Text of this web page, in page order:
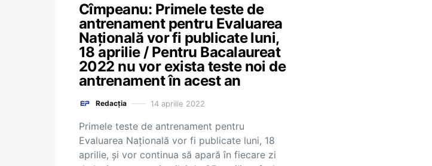
Cîmpeanu: Primele teste de
antrenament pentru Evaluarea
Națională vor fi publicate luni,
18 aprilie / Pentru Bacalaureat
2022 nu vor exista teste noi de
antrenament în acest an
Redacția 14 aprilie 2022
Primele teste de antrenament pentru
Evaluarea Națională vor fi publicate luni, 18
aprilie, și vor continua să apară în fiecare zi